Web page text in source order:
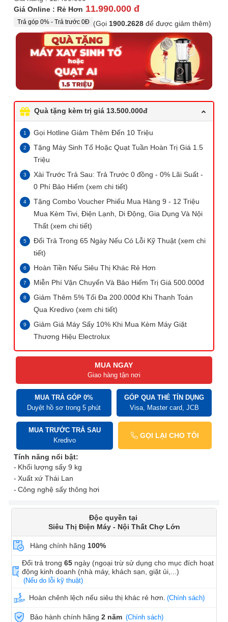
Giá Online : Rẻ Hơn 11.990.000 đ
Trả góp 0% - Trả trước 0Đ (Gọi 1900.2628 để được giảm thêm)
Quà tặng kèm trị giá 13.500.000đ
Gọi Hotline Giảm Thêm Đến 10 Triệu
Tặng Máy Sinh Tố Hoặc Quạt Tuần Hoàn Trị Giá 1.5
Triệu
Xài Trước Trả Sau: Trả Trước 0 đồng - 0% Lãi Suất -
0 Phí Bảo Hiểm (xem chi tiết)
Tặng Combo Voucher Phiếu Mua Hàng 9 - 12 Triệu
Mua Kèm Tivi, Điện Lạnh, Di Động, Gia Dụng Và Nội
Thất (xem chi tiết)
Đổi Trả Trong 65 Ngày Nếu Có Lỗi Kỹ Thuật (xem chi
tiết)
Hoàn Tiền Nếu Siêu Thị Khác Rẻ Hơn
Miễn Phí Vận Chuyển Và Bảo Hiểm Trị Giá 500.000đ
Giảm Thêm 5% Tối Đa 200.000đ Khi Thanh Toán
Qua Kredivo (xem chi tiết)
Giảm Giá Máy Sấy 10% Khi Mua Kèm Máy Giặt
Thương Hiệu Electrolux
MUA NGAY
Giao hàng tận nơi
MUA TRẢ GÓP 0%
Duyệt hồ sơ trong 5 phút
GÓP QUA THẺ TÍN DỤNG
Visa, Master card, JCB
MUA TRƯỚC TRẢ SAU
Kredivo
GỌI LẠI CHO TÔI
Tính năng nổi bật:
Khối lượng sấy 9 kg
Xuất xứ Thái Lan
Công nghệ sấy thông hơi
Độc quyền tại
Siêu Thị Điện Máy - Nội Thất Chợ Lớn
Hàng chính hãng 100%
Đổi trả trong65 ngày (ngoại trừ sử dụng cho mục đích hoạt
động kinh doanh (nhà máy, khách sạn, giặt ủi,...)
(Nếu do lỗi kỹ thuật)
Hoàn chênh lệch nếu siêu thị khác rẻ hơn. (Chính sách)
Bảo hành chính hãng 2 năm (Chính sách)